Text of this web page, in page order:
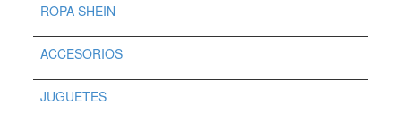
ROPA SHEIN
ACCESORIOS
JUGUETES